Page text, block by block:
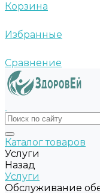
Корзина
Избранные
Сравнение
Каталог товаров
Услуги
Назад
Услуги
Обслуживание